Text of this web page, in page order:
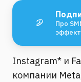
Про
Instagram* и
компании